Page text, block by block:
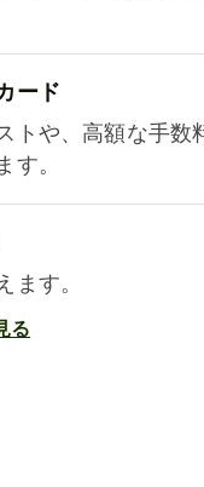
ード
トや、高額な手数
す。
ます。
る